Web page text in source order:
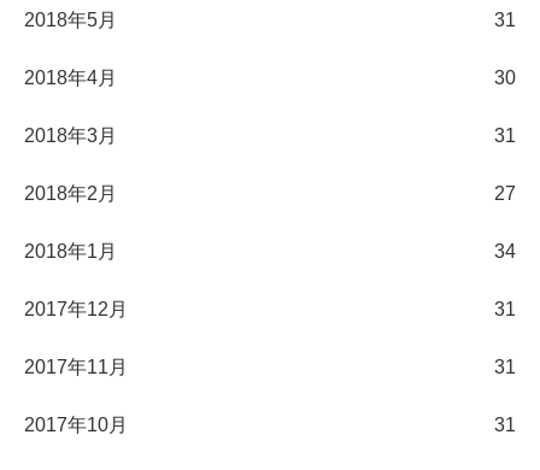
2018年5月 31
2018年4月 30
2018年3月 31
2018年2月 27
2018年1月 34
2017年12月 31
2017年11月 31
2017年10月 31